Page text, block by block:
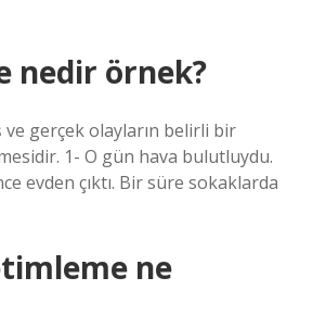
nedir örnek?
ve gerçek olayların belirli bir
1- O gün hava bulutluydu.
evden çıktı. Bir süre sokaklarda
ne